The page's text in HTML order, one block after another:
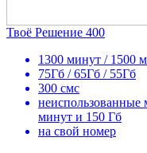
Твоё Решение 400
1300 минут / 1500
75Гб / 65Гб / 55Гб
300 смс
минут и 150 Гб
на свой номер